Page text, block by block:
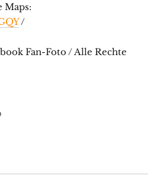
Maps:
/
Fan-Foto / Alle Rechte